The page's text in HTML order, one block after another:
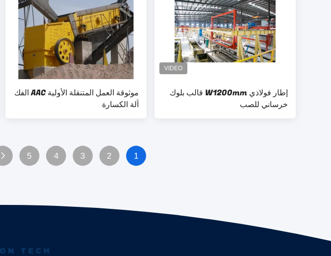
موثوقة العمل المتنقلة الأولية AAC الفك
آلة الكسارة
إطار فولاذي W1200mm قالب بلوك
خرساني للصب
1
2
3
4
5